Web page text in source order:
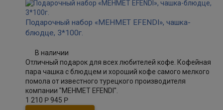
Подарочный набор «MEHMET EFENDI», чашка-
блюдце, 3*100г.
В наличии
Отличный подарок для всех любителей кофе. Кофейная
пара чашка с блюдцем и хороший кофе самого мелкого
помола от известного турецкого производителя
компании "MEHMET EFENDI".
1 210 Р 945 Р